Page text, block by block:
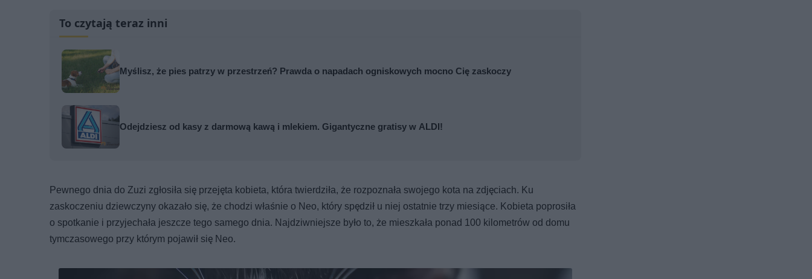
To czytają teraz inni
Myślisz, że pies patrzy w przestrzeń? Prawda o napadach ogniskowych mocno Cię zaskoczy
Odejdziesz od kasy z darmową kawą i mlekiem. Gigantyczne gratisy w ALDI!
Pewnego dnia do Zuzi zgłosiła się przejęta kobieta, która twierdziła, że rozpoznała swojego kota na zdjęciach. Ku
zaskoczeniu dziewczyny okazało się, że chodzi właśnie o Neo, który spędził u niej ostatnie trzy miesiące. Kobieta poprosiła
o spotkanie i przyjechała jeszcze tego samego dnia. Najdziwniejsze było to, że mieszkała ponad 100 kilometrów od domu
tymczasowego przy którym pojawił się Neo.